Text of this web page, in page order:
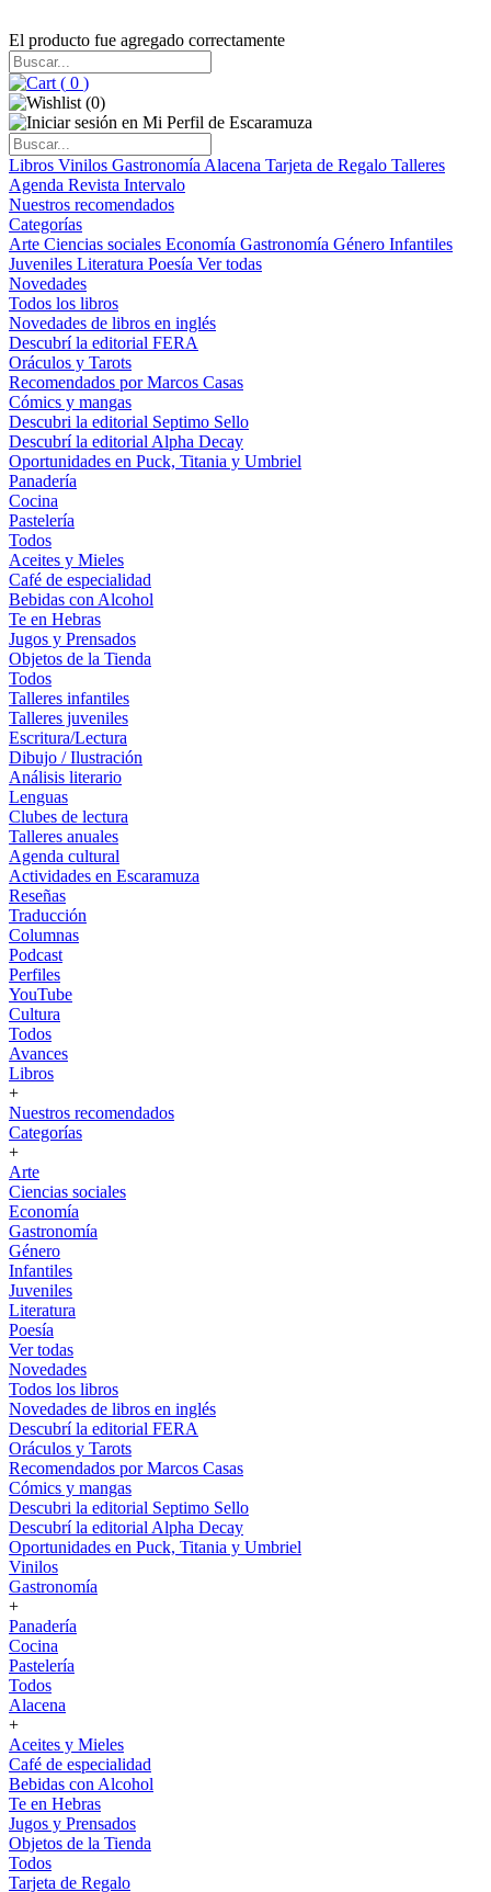
El producto fue agregado correctamente
( 0 )
(0)
Libros Vinilos Gastronomía Alacena Tarjeta de Regalo Talleres
Agenda Revista Intervalo
Nuestros recomendados
Categorías
Arte Ciencias sociales Economía Gastronomía Género Infantiles
Juveniles Literatura Poesía Ver todas
Novedades
Todos los libros
Novedades de libros en inglés
Descubrí la editorial FERA
Oráculos y Tarots
Recomendados por Marcos Casas
Cómics y mangas
Descubri la editorial Septimo Sello
Descubrí la editorial Alpha Decay
Oportunidades en Puck, Titania y Umbriel
Panadería
Cocina
Pastelería
Todos
Aceites y Mieles
Café de especialidad
Bebidas con Alcohol
Te en Hebras
Jugos y Prensados
Objetos de la Tienda
Todos
Talleres infantiles
Talleres juveniles
Escritura/Lectura
Dibujo / Ilustración
Análisis literario
Lenguas
Clubes de lectura
Talleres anuales
Agenda cultural
Actividades en Escaramuza
Reseñas
Traducción
Columnas
Podcast
Perfiles
YouTube
Cultura
Todos
Avances
Libros
+
Nuestros recomendados
Categorías
+
Arte
Ciencias sociales
Economía
Gastronomía
Género
Infantiles
Juveniles
Literatura
Poesía
Ver todas
Novedades
Todos los libros
Novedades de libros en inglés
Descubrí la editorial FERA
Oráculos y Tarots
Recomendados por Marcos Casas
Cómics y mangas
Descubri la editorial Septimo Sello
Descubrí la editorial Alpha Decay
Oportunidades en Puck, Titania y Umbriel
Vinilos
Gastronomía
+
Panadería
Cocina
Pastelería
Todos
Alacena
+
Aceites y Mieles
Café de especialidad
Bebidas con Alcohol
Te en Hebras
Jugos y Prensados
Objetos de la Tienda
Todos
Tarjeta de Regalo